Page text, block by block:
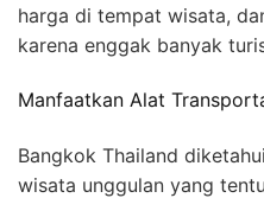
harga di tempat wisata,
karena enggak banyak
Manfaatkan Alat
Bangkok Thailand
wisata unggulan yang